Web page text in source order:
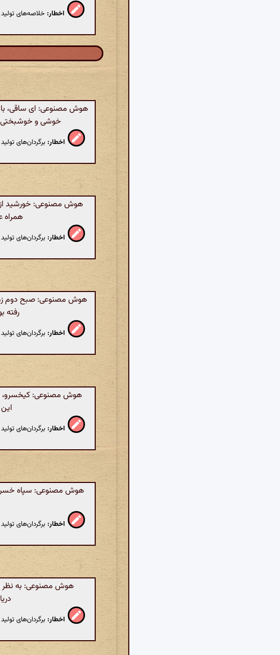
اخطار: خلاصه‌های
هوش مصنوعی: ای ساقی،
خوشی و
اخطار: برگردان‌های
هوش مصنوعی: خورشید از
همراه
اخطار: برگردان‌های
هوش مصنوعی: صبح دوم
رفته
اخطار: برگردان‌های
هوش مصنوعی: کیخسرو،
اخطار: برگردان‌های
هوش مصنوعی: سپاه خسرو
اخطار: برگردان‌های
هوش مصنوعی: به نظر
اخطار: برگردان‌های